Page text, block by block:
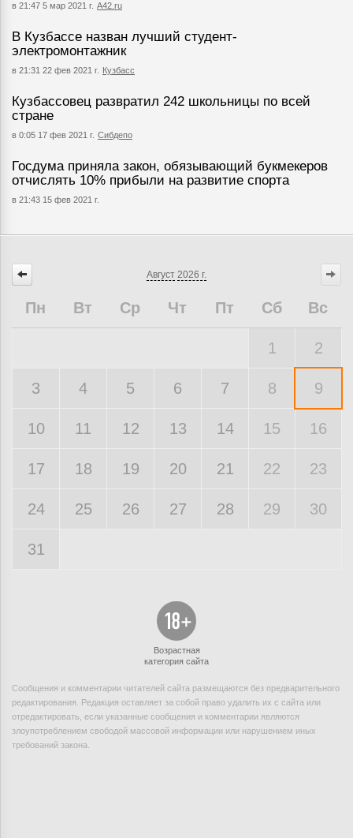
в 21:47 5 мар 2021 г. А42.ru
В Кузбассе назван лучший студент-
электромонтажник
в 21:31 22 фев 2021 г. Кузбасс
Кузбассовец развратил 242 школьницы по всей
стране
в 0:05 17 фев 2021 г. Сибдепо
Госдума приняла закон, обязывающий букмекеров
отчислять 10% прибыли на развитие спорта
в 21:43 15 фев 2021 г.
Август 2026 г.
Пн Вт Ср Чт Пт Сб Вс
1 2
3 4 5 6 7 8 9
10 11 12 13 14 15 16
17 18 19 20 21 22 23
24 25 26 27 28 29 30
31
Возрастная
категория сайта
Сообщения и комментарии читателей сайта размещаются без предварительного
редактирования. Редакция оставляет за собой право удалить их с сайта или
отредактировать, если указанные сообщения и комментарии являются
злоупотреблением свободой массовой информации или нарушением иных
требований закона.